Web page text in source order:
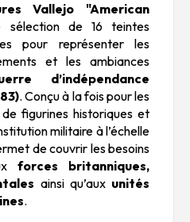
Vallejo "American
sélection de 16 teintes
pour représenter les
et les ambiances
d’indépendance
. Conçu à la fois pour les
figurines historiques et
militaire à l’échelle
de couvrir les besoins
forces britanniques,
ainsi qu’aux unités
.